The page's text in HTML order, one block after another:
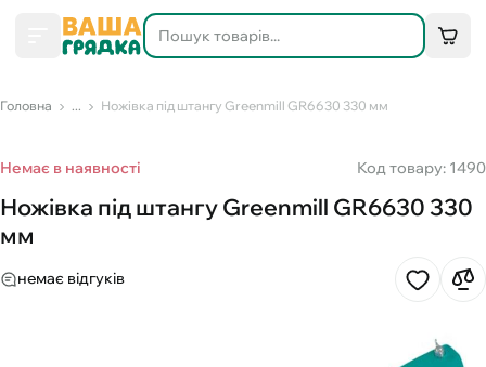
Головна ... Ножівка під штангу Greenmill GR6630 330 мм
Немає в наявності Код товару: 1490
Ножівка під штангу Greenmill GR6630 330
мм
немає відгуків